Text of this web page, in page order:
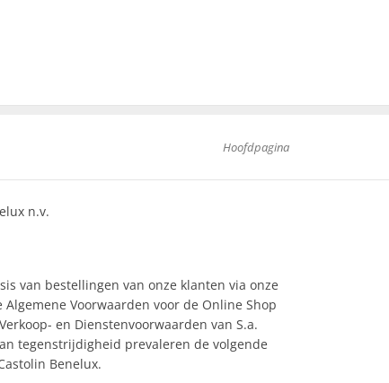
Hoofdpagina
n.v.
van bestellingen van onze klanten via onze
Voorwaarden voor de Online Shop
en Dienstenvoorwaarden van S.a.
tegenstrijdigheid prevaleren de volgende
Benelux.